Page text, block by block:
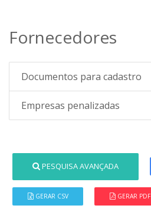
Fornecedores
Documentos para cadastro
Empresas penalizadas
PESQUISA AVANÇADA
GERAR CSV GERAR PDF